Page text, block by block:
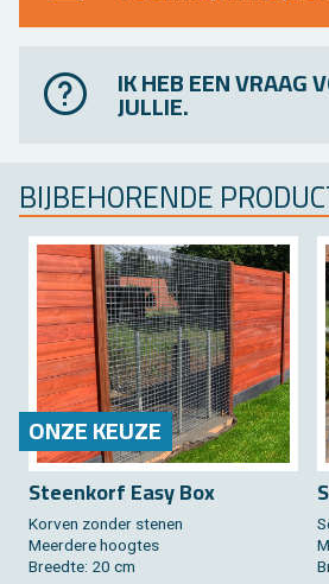
IK HEB EEN VRAAG
JULLIE.
BIJ­BE­HO­REN­DE
ONZE KEUZE
Steen­korf Easy Box
Kor­ven zon­der ste­nen
Meer­de­re hoog­tes
Breed­te: 20 cm